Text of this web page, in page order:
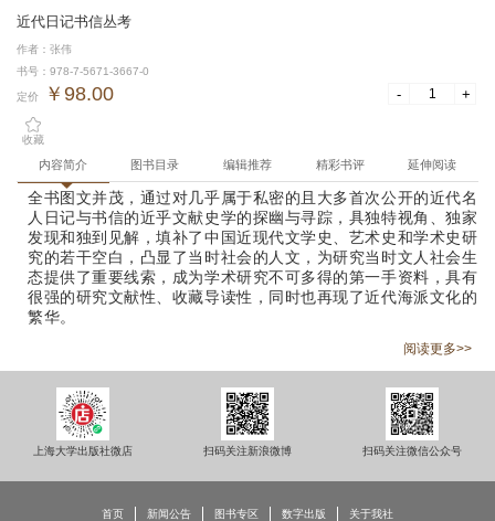
近代日记书信丛考
作者：张伟
书号：978-7-5671-3667-0
定价 ￥98.00 - +
收藏
内容简介 图书目录 编辑推荐 精彩书评 延伸阅读
全书图文并茂，通过对几乎属于私密的且大多首次公开的近代名
人日记与书信的近乎文献史学的探幽与寻踪，具独特视角、独家
发现和独到见解，填补了中国近现代文学史、艺术史和学术史研
究的若干空白，凸显了当时社会的人文，为研究当时文人社会生
态提供了重要线索，成为学术研究不可多得的第一手资料，具有
很强的研究文献性、收藏导读性，同时也再现了近代海派文化的
繁华。
阅读更多>>
上海大学出版社微店 扫码关注新浪微博 扫码关注微信公众号
首页 新闻公告 图书专区 数字出版 关于我社